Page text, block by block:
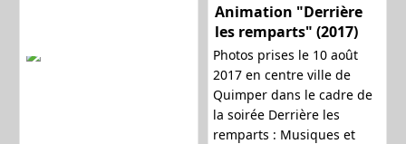
Animation "Derrière
les remparts" (2017)
Photos prises le 10 août
2017 en centre ville de
Quimper dans le cadre de
la soirée Derrière les
remparts : Musiques et